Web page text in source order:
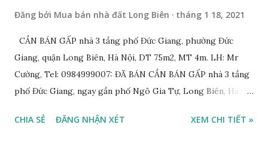
Đăng bởi Mua bán nhà đất Long Biên tháng 1 18, 2021
CẦN BÁN GẤP nhà 3 tầng phố Đức Giang, phường Đức
Giang, quận Long Biên, Hà Nội, DT 75m2, MT 4m. LH: Mr
Cường, Tel: 0984999007: ĐÃ BÁN CẦN BÁN GẤP nhà 3 tầng
phố Đức Giang, ngay gần phố Ngô Gia Tự, Long Biên, Hà
2011, diện tích: 75m2, mặt tiền 4m, 2 mặt đường trước sau
CHIA SẺ ĐĂNG NHẬN XÉT XEM CHI TIẾT »